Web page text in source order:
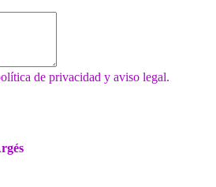
de privacidad y aviso legal.